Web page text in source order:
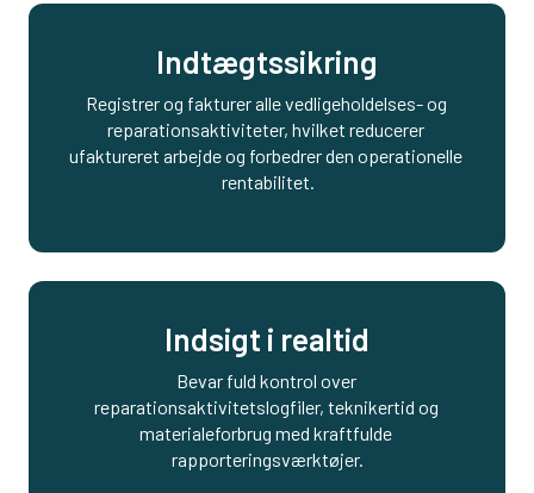
Indtægtssikring
Registrer og fakturer alle vedligeholdelses- og
reparationsaktiviteter, hvilket reducerer
ufaktureret arbejde og forbedrer den operationelle
rentabilitet.
Indsigt i realtid
Bevar fuld kontrol over
reparationsaktivitetslogfiler, teknikertid og
materialeforbrug med kraftfulde
rapporteringsværktøjer.